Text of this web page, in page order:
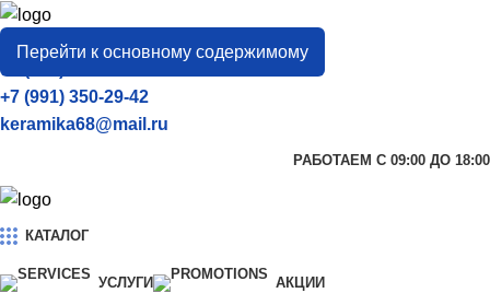
Перейти к основному содержимому
город
Тамбов
+7 (906) 657-33-54
+7 (991) 350-29-42
keramika68@mail.ru
РАБОТАЕМ С 09:00 ДО 18:00
КАТАЛОГ
УСЛУГИ АКЦИИ